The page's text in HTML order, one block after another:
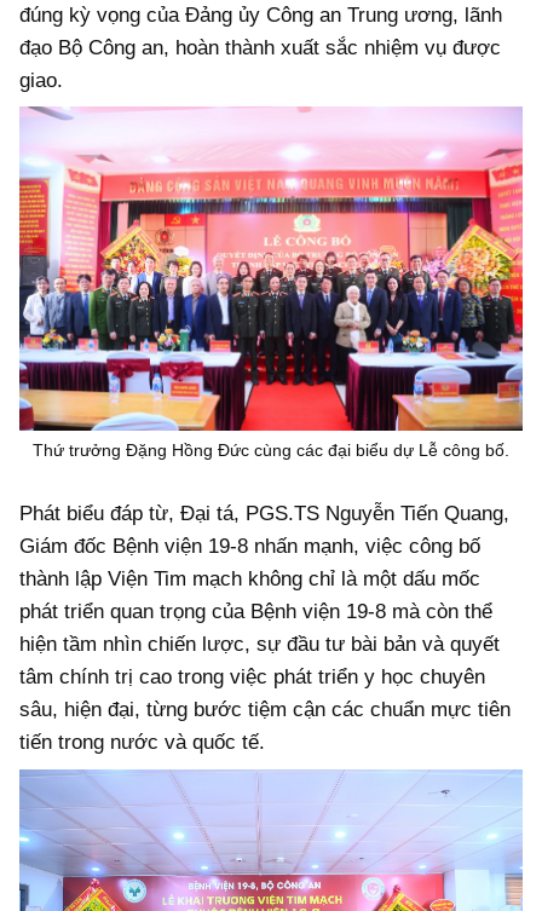
đúng kỳ vọng của Đảng ủy Công an Trung ương, lãnh
đạo Bộ Công an, hoàn thành xuất sắc nhiệm vụ được
giao.
Thứ trưởng Đặng Hồng Đức cùng các đại biểu dự Lễ công bố.
Phát biểu đáp từ, Đại tá, PGS.TS Nguyễn Tiến Quang,
Giám đốc Bệnh viện 19-8 nhấn mạnh, việc công bố
thành lập Viện Tim mạch không chỉ là một dấu mốc
phát triển quan trọng của Bệnh viện 19-8 mà còn thể
hiện tầm nhìn chiến lược, sự đầu tư bài bản và quyết
tâm chính trị cao trong việc phát triển y học chuyên
sâu, hiện đại, từng bước tiệm cận các chuẩn mực tiên
tiến trong nước và quốc tế.